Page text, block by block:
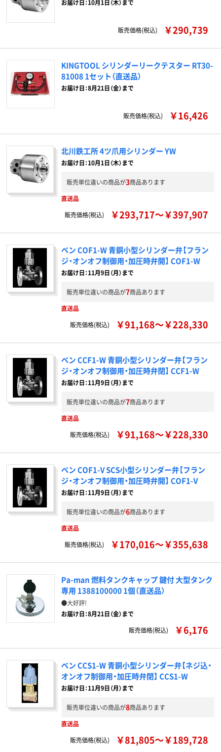
お届け日：10月1日（木）まで
販売価格(税込) ￥290,739
KINGTOOL シリンダーリークテスター RT30-
81008 1セット（直送品）
お届け日：8月21日（金）まで
販売価格(税込) ￥16,426
北川鉄工所 4ツ爪用シリンダー YW
お届け日：10月1日（木）まで
販売単位違いの商品が3商品あります
直送品
販売価格(税込)
￥293,717～￥397,907
ベン COF1-W 青銅小型シリンダー弁【フラン
ジ・オンオフ制御用・加圧時弁開】 COF1-W
お届け日：11月9日（月）まで
販売単位違いの商品が7商品あります
直送品
販売価格(税込)
￥91,168～￥228,330
ベン CCF1-W 青銅小型シリンダー弁【フラン
ジ・オンオフ制御用・加圧時弁閉】 CCF1-W
お届け日：11月9日（月）まで
販売単位違いの商品が7商品あります
直送品
販売価格(税込)
￥91,168～￥228,330
ベン COF1-V SCS小型シリンダー弁【フラン
ジ・オンオフ制御用・加圧時弁開】 COF1-V
お届け日：11月9日（月）まで
販売単位違いの商品が6商品あります
直送品
販売価格(税込)
￥170,016～￥355,638
Pa-man 燃料タンクキャップ 鍵付 大型タンク
専用 1388100000 1個（直送品）
●大好評!
お届け日：8月21日（金）まで
販売価格(税込)
￥6,176
ベン CCS1-W 青銅小型シリンダー弁【ネジ込・
オンオフ制御用・加圧時弁閉】 CCS1-W
お届け日：11月9日（月）まで
販売単位違いの商品が8商品あります
直送品
販売価格(税込)
￥81,805～￥189,728